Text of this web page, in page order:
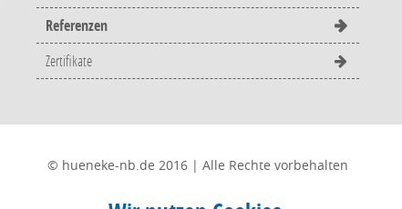
Referenzen
Zertifikate
© hueneke-nb.de 2016 | Alle Rechte vorbehalten